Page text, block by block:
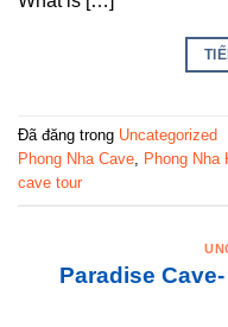
Đã đăng trong Uncategorized
Phong Nha Cave
Phong Nha
cave tour
Paradise